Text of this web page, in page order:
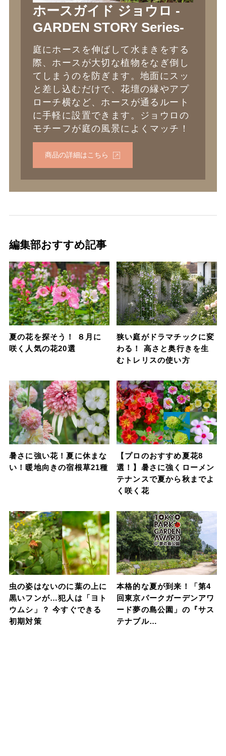
ホースガイド ジョウロ -
GARDEN STORY Series-
庭にホースを伸ばして水まきをする
際、ホースが大切な植物をなぎ倒し
てしまうのを防ぎます。地面にスッ
と差し込むだけで、花壇の縁やアプ
ローチ横など、ホースが通るルート
に手軽に設置できます。ジョウロの
モチーフが庭の風景によくマッチ！
商品の詳細はこちら
編集部おすすめ記事
夏の花を探そう！ ８月に
咲く人気の花20選
狭い庭がドラマチックに変
わる！ 高さと奥行きを生
むトレリスの使い方
暑さに強い花！夏に休まな
い！暖地向きの宿根草21種
【プロのおすすめ夏花8
選！】暑さに強くローメン
テナンスで夏から秋までよ
く咲く花
虫の姿はないのに葉の上に
黒いフンが…犯人は「ヨト
ウムシ」？ 今すぐできる
初期対策
本格的な夏が到来！「第4
回東京パークガーデンアワ
ード夢の島公園」の『サス
テナブル…